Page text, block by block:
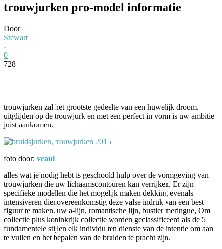
trouwjurken pro-model informatie
Door
Stewart
-
0
728
trouwjurken zal het grootste gedeelte van een huwelijk droom.
uitglijden op de trouwjurk en met een perfect in vorm is uw ambitie
juist aankomen.
foto door: veaul
alles wat je nodig hebt is geschoold hulp over de vormgeving van
trouwjurken die uw lichaamscontouren kan verrijken. Er zijn
specifieke modellen die het mogelijk maken dekking evenals
intensiveren dienovereenkomstig deze valse indruk van een best
figuur te maken. uw a-lijn, romantische lijn, bustier meringue, Om
collectie plus koninkrijk collectie worden geclassificeerd als de 5
fundamentele stijlen elk individu ten dienste van de intentie om aan
te vullen en het bepalen van de bruiden te pracht zijn.